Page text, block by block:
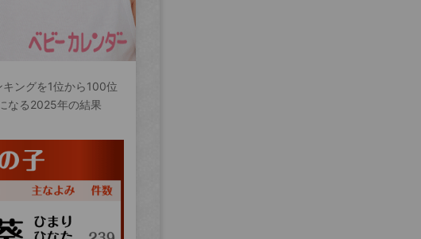
ングを1位から100位
なる2025年の結果